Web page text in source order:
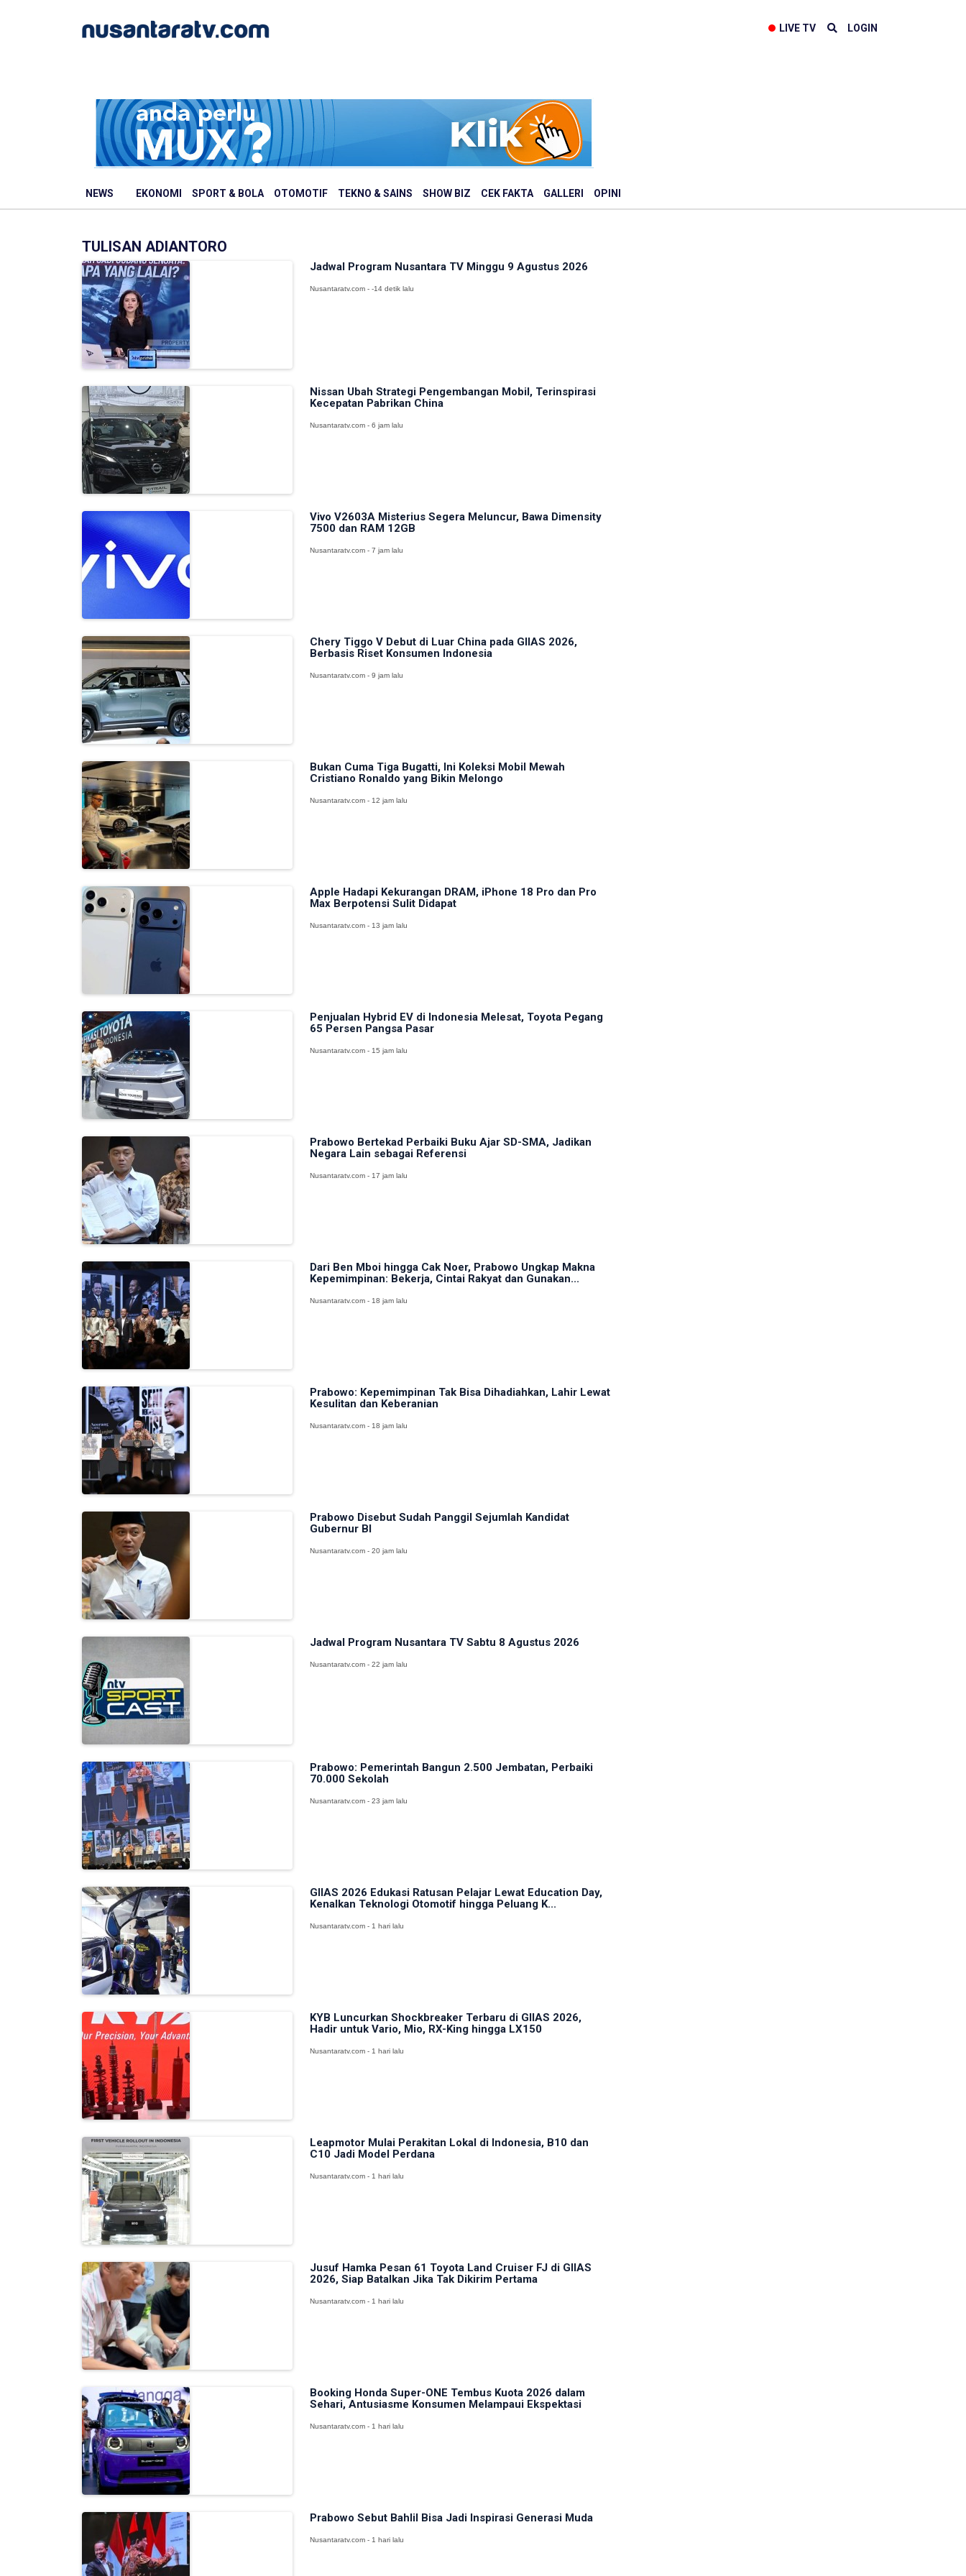
LIVE TV LOGIN
NEWS EKONOMI SPORT & BOLA OTOMOTIF TEKNO & SAINS SHOW BIZ CEK FAKTA GALLERI OPINI
TULISAN ADIANTORO
Jadwal Program Nusantara TV Minggu 9 Agustus 2026
Nusantaratv.com - -14 detik lalu
Nissan Ubah Strategi Pengembangan Mobil, Terinspirasi
Kecepatan Pabrikan China
Nusantaratv.com - 6 jam lalu
Vivo V2603A Misterius Segera Meluncur, Bawa Dimensity
7500 dan RAM 12GB
Nusantaratv.com - 7 jam lalu
Chery Tiggo V Debut di Luar China pada GIIAS 2026,
Berbasis Riset Konsumen Indonesia
Nusantaratv.com - 9 jam lalu
Bukan Cuma Tiga Bugatti, Ini Koleksi Mobil Mewah
Cristiano Ronaldo yang Bikin Melongo
Nusantaratv.com - 12 jam lalu
Apple Hadapi Kekurangan DRAM, iPhone 18 Pro dan Pro
Max Berpotensi Sulit Didapat
Nusantaratv.com - 13 jam lalu
Penjualan Hybrid EV di Indonesia Melesat, Toyota Pegang
65 Persen Pangsa Pasar
Nusantaratv.com - 15 jam lalu
Prabowo Bertekad Perbaiki Buku Ajar SD-SMA, Jadikan
Negara Lain sebagai Referensi
Nusantaratv.com - 17 jam lalu
Dari Ben Mboi hingga Cak Noer, Prabowo Ungkap Makna
Kepemimpinan: Bekerja, Cintai Rakyat dan Gunakan...
Nusantaratv.com - 18 jam lalu
Prabowo: Kepemimpinan Tak Bisa Dihadiahkan, Lahir Lewat
Kesulitan dan Keberanian
Nusantaratv.com - 18 jam lalu
Prabowo Disebut Sudah Panggil Sejumlah Kandidat
Gubernur BI
Nusantaratv.com - 20 jam lalu
Jadwal Program Nusantara TV Sabtu 8 Agustus 2026
Nusantaratv.com - 22 jam lalu
Prabowo: Pemerintah Bangun 2.500 Jembatan, Perbaiki
70.000 Sekolah
Nusantaratv.com - 23 jam lalu
GIIAS 2026 Edukasi Ratusan Pelajar Lewat Education Day,
Kenalkan Teknologi Otomotif hingga Peluang K...
Nusantaratv.com - 1 hari lalu
KYB Luncurkan Shockbreaker Terbaru di GIIAS 2026,
Hadir untuk Vario, Mio, RX-King hingga LX150
Nusantaratv.com - 1 hari lalu
Leapmotor Mulai Perakitan Lokal di Indonesia, B10 dan
C10 Jadi Model Perdana
Nusantaratv.com - 1 hari lalu
Jusuf Hamka Pesan 61 Toyota Land Cruiser FJ di GIIAS
2026, Siap Batalkan Jika Tak Dikirim Pertama
Nusantaratv.com - 1 hari lalu
Booking Honda Super-ONE Tembus Kuota 2026 dalam
Sehari, Antusiasme Konsumen Melampaui Ekspektasi
Nusantaratv.com - 1 hari lalu
Prabowo Sebut Bahlil Bisa Jadi Inspirasi Generasi Muda
Nusantaratv.com - 1 hari lalu